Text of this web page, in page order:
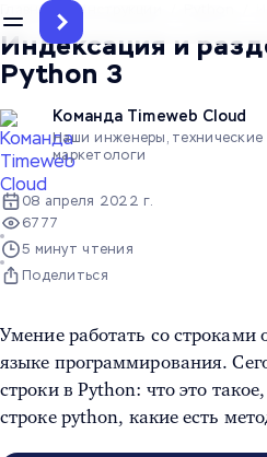
Главная Инструкции
Индексация и
Python 3
Команда Timeweb Cloud
Наши инженеры,
маркетологи
08 апреля 2022 г.
6777
5 минут чтения
Поделиться
Умение работать со
языке программирования.
строки в Python: что это
строке python, какие есть